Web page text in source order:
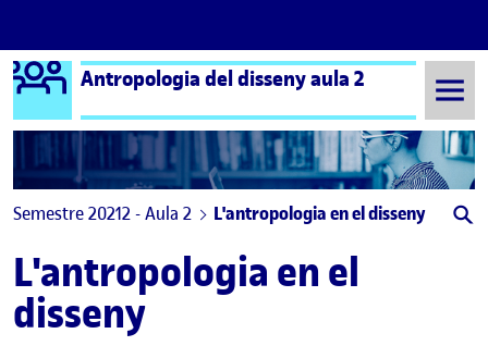
Saltar al contingut
Logo Ágora
Antropologia del disseny aula 2
Semestre 20212 - Aula 2 L'antropologia en el disseny
L'antropologia en el
disseny